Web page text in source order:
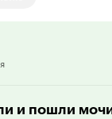
и пошли